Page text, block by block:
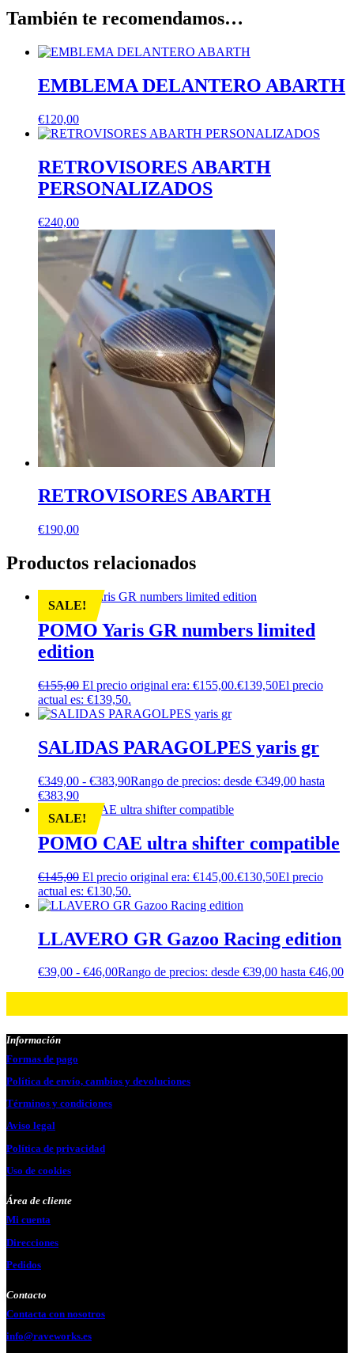
También te recomendamos…
EMBLEMA DELANTERO ABARTH
€120,00
RETROVISORES ABARTH
PERSONALIZADOS
€240,00
RETROVISORES ABARTH
€190,00
Productos relacionados
SALE!
POMO Yaris GR numbers limited
edition
€155,00 El precio original era: €155,00.€139,50El precio
actual es: €139,50.
SALIDAS PARAGOLPES yaris gr
€349,00 - €383,90Rango de precios: desde €349,00 hasta
€383,90
SALE!
POMO CAE ultra shifter compatible
€145,00 El precio original era: €145,00.€130,50El precio
actual es: €130,50.
LLAVERO GR Gazoo Racing edition
€39,00 - €46,00Rango de precios: desde €39,00 hasta €46,00
Información
Formas de pago
Política de envío, cambios y devoluciones
Términos y condiciones
Aviso legal
Política de privacidad
Uso de cookies
Área de cliente
Mi cuenta
Direcciones
Pedidos
Contacto
Contacta con nosotros
info@raveworks.es